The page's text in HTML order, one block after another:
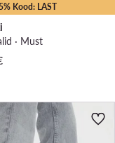
Kood: LAST
· Must